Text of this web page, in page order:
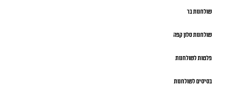
שולחנות בר
שולחנות סלון קפה
פלטות לשולחנות
בסיסים לשולחנות